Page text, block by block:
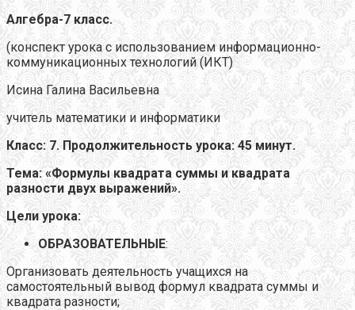
Алгебра-7 класс.
(конспект урока с использованием информационно-
коммуникационных технологий (ИКТ)
Исина Галина Васильевна
учитель математики и информатики
Класс: 7. Продолжительность урока: 45 минут.
Тема: «Формулы квадрата суммы и квадрата
разности двух выражений».
Цели урока:
ОБРАЗОВАТЕЛЬНЫЕ:
Организовать деятельность учащихся на
самостоятельный вывод формул квадрата суммы и
квадрата разности;